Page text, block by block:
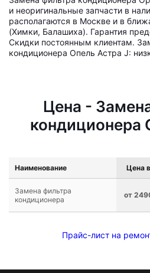
и неоригинальные запчасти в
располагаются в Москве и в
(Химки, Балашиха). Гарантия
Скидки постоянным клиентам.
кондиционера Опель Астра J:
Цена -
кондиционера
Наименование Цена
Замена фильтра
кондиционера
от
Прайс-лист на